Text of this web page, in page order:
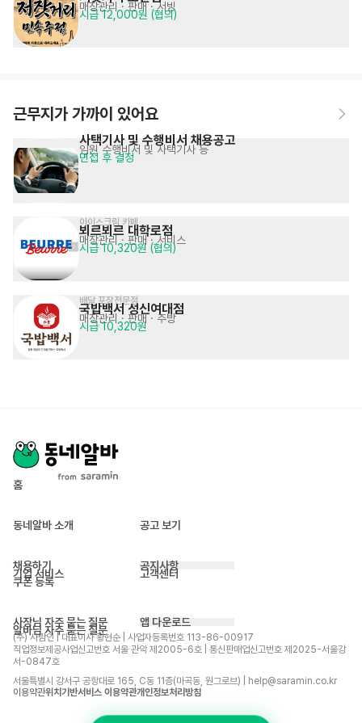
매장관리 · 판매· 서빙
시급 12,000원 (협의)
근무지가 가까이 있어요
사택기사 및 수행비서 채용공고
임원 수행비서 및 사택기사 등
면접 후 결정
아이스크림 카페
뵈르뵈르 대학로점
매장관리 · 판매· 서비스
시급 10,320원 (협의)
배달,포장전문점
국밥백서 성신여대점
매장관리 · 판매· 주방
시급 10,320원
홈
동네알바 소개 공고 보기
채용하기
기업 서비스
쿠폰 등록
공지사항
고객센터
사장님 자주 묻는 질문
알바님 자주 묻는 질문
앱 다운로드
(주) 사람인 | 대표이사 황현순 | 사업자등록번호 113-86-00917
직업정보제공사업신고번호 서울 관악 제2005-6호 | 통신판매업신고번호 제2025-서울강
서-0847호
서울특별시 강서구 공항대로 165, C동 11층(마곡동, 원그로브) | help@saramin.co.kr
이용약관위치기반서비스 이용약관개인정보처리방침